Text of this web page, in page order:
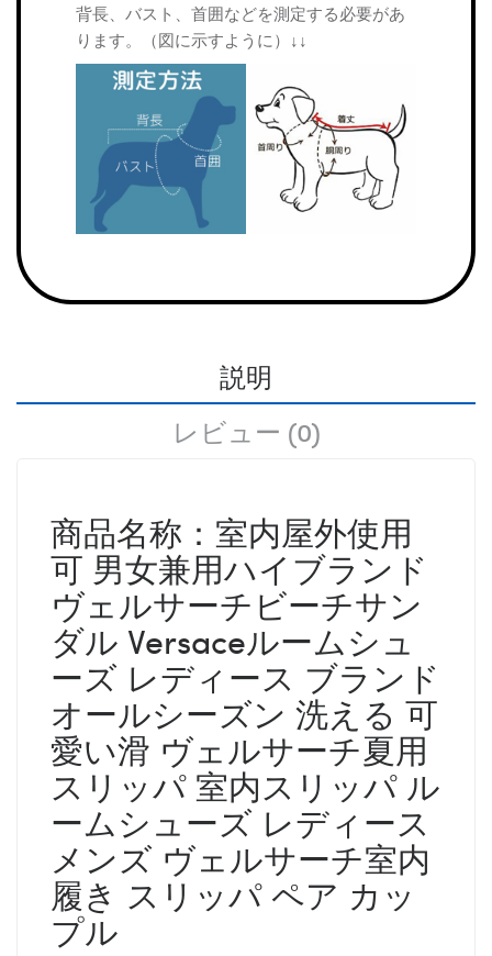
背長、バスト、首囲などを測定する必要があ
ります。（図に示すように）↓↓
説明
レビュー (0)
商品名称： 室内屋外使用
可 男女兼用ハイブランド
ヴェルサーチビーチサン
ダル Versaceルームシュ
ーズ レディース ブランド
オールシーズン 洗える 可
愛い滑 ヴェルサーチ夏用
スリッパ 室内スリッパ ル
ームシューズ レディース
メンズ ヴェルサーチ室内
履き スリッパ ペア カッ
プル